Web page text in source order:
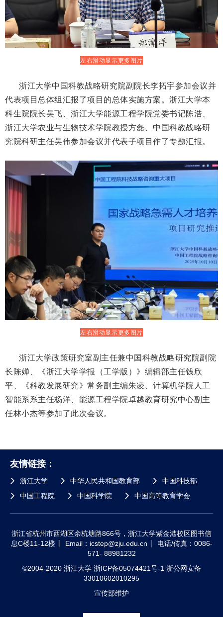
左右滑动显示更多图片
浙江大学中国科教战略研究院副院长李拓宇参加会议并
代表项目 总体组 汇报了项目的总体实施方案。 浙江大学本
科生院院长吴飞、浙江大学能源工程学院党委书记陈浩、
浙江大学农业与生物技术学院教授方磊、中国科教战略研
究院科研主任吴伟参加会议并代表子项目 作了专题汇报。
左右滑动显示更多图片
浙江大学政策研究室副主任兼中国科教战略研究院副院
长陈婵、《浙江大学学报（工学版）》编辑部主任钱欣
平、《科教发展研究》常务副主编朱凌、计算机学院人工
智能系系主任杨洋、能源工程学院卓越教育研究中心副主
任林小杰等参加了此次会议。
友情链接：
浙江大学 中华人民共和国教育部
中国科技部
中国工程院
中国科学院 中国高等教育学会
浙江省杭州市西湖区余杭塘路866号，浙江大学紫金港校区图书信
息C楼11-12楼
Email：icstep@zju.edu.cn
电话/传真：0086-
571- 88981232
©2004-2020 浙江大学 浙ICP备05074421号-1 浙公网安备
33010602010295
宣传部维护